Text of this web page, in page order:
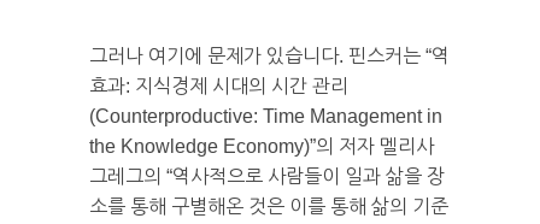
그러나 여기에 문제가 있습니다. 핀스커는 “역
효과: 지식경제 시대의 시간 관리
(Counterproductive: Time Management in
the Knowledge Economy)”의 저자 멜리사
그레그의 “역사적으로 사람들이 일과 삶을 장
소를 통해 구별해온 것은 이를 통해 삶의 기준